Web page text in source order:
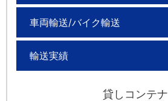
車両輸送/バイク輸送
輸送実績
貸しコンテナ